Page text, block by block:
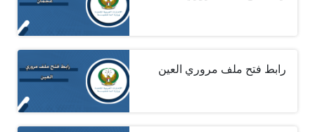
رابط فتح ملف مروري العين